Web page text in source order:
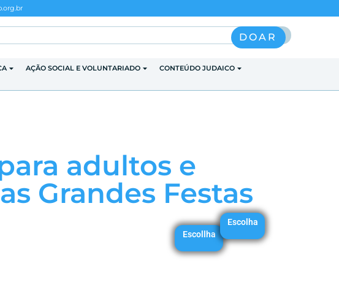
Pesquisar
DOAR
AÇÃO SOCIAL E VOLUNTARIADO
CONTEÚDO JUDAICO
adultos e
Grandes Festas
Escollha
Escolha